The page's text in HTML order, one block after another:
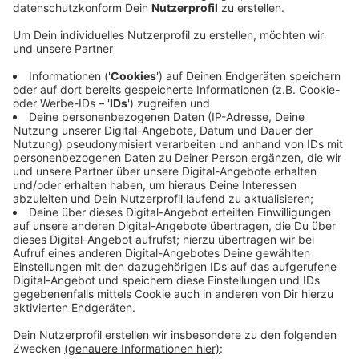
April in einer Kita in Viersen getötet haben.
Veröffentlicht:Donnerstag, 19.11.2020 07:20
Anzeige
Bislang hatte die Angeklagte weder im
Ermittlungsverfahren mit der Polizei, noch später mit
einer Psychiaterin gesprochen. Das soll sich nun
ändern. Gerichtssprecher Raimond Röttger sagte uns,
die Verteidiger der Angeklagten würden eine Erklärung
zur Sache abgeben. Vieles spricht dafür, dass sie ein
Geständnis ablegt. Sie war die einzige, die mit der
kleinen Greta am Tatort war. Auch soll sie schon an
früheren Arbeitsstellen in Kindergärten am Niederrhein
Kinder schwer misshandelt haben.
Anzeige